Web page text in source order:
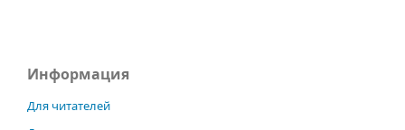
Информация
Для читателей